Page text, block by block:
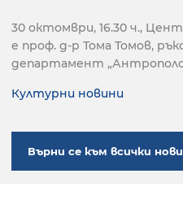
30 октомври, 16.30 ч.,
e проф. д-р Тома Томов,
департамент
Културни новини
Върни се към всички